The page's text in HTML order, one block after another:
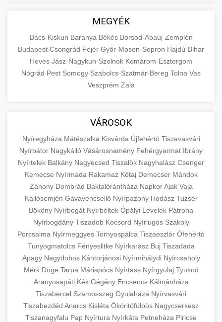
MEGYÉK
Bács-Kiskun Baranya Békés Borsod-Abaúj-Zemplén
Budapest Csongrád Fejér Győr-Moson-Sopron Hajdú-Bihar
Heves Jász-Nagykun-Szolnok Komárom-Esztergom
Nógrád Pest Somogy Szabolcs-Szatmár-Bereg Tolna Vas
Veszprém Zala
VÁROSOK
Nyíregyháza Mátészalka Kisvárda Újfehértó Tiszavasvári
Nyírbátor Nagykálló Vásárosnamény Fehérgyarmat Ibrány
Nyírtelek Balkány Nagyecsed Tiszalök Nagyhalász Csenger
Kemecse Nyírmada Rakamaz Kótaj Demecser Mándok
Záhony Dombrád Baktalórántháza NapkorAjak Vaja
Kállósemjén Gávavencsellő Nyírpazony Hodász Tuzsér
Bököny Nyírbogát Nyírbéltek Ópályi Levelek Pátroha
Nyírbogdány Tiszadob Kocsord Nyírlugos Szakoly
Porcsalma Nyírmeggyes Tornyospálca Tiszaeszlár Ófehértó
Tunyogmatolcs Fényeslitke Nyírkarász Buj Tiszadada
Apagy Nagydobos Kántorjánosi Nyírmihálydi Nyírcsaholy
Mérk Döge Tarpa Máriapócs Nyírtass Nyírgyulaj Tyukod
Aranyosapáti Kék Gégény Encsencs Kálmánháza
Tiszabercel Szamosszeg Gyulaháza Nyírvasvári
Tiszabezdéd Anarcs Kisléta Ököritófülpös Nagycserkesz
Tiszanagyfalu Pap Nyírtura Nyírkáta Petneháza Piricse